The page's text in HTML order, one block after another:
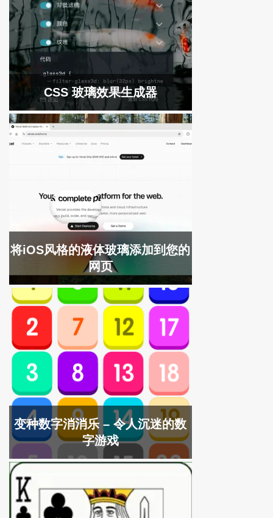
CSS 玻璃效果生成器
将iOS风格的液体玻璃添加到您的
网页
变种数字消消乐 – 令人沉迷的数
字游戏